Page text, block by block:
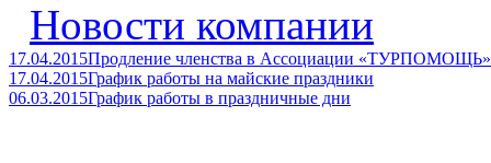
Новости компании
17.04.2015Продление членства в Ассоциации «ТУРПОМОЩЬ»
17.04.2015График работы на майские праздники
06.03.2015График работы в праздничные дни